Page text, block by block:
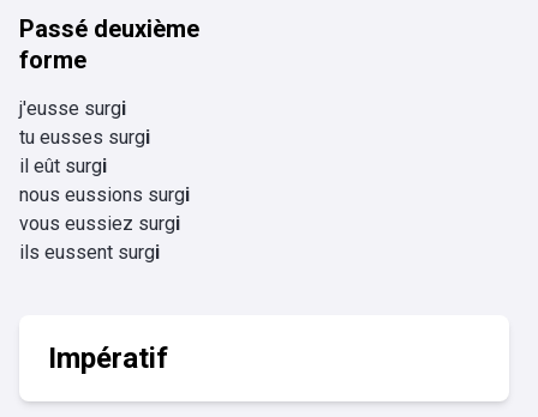
Passé deuxième
forme
j'eusse surgi
tu eusses surgi
il eût surgi
nous eussions surgi
vous eussiez surgi
ils eussent surgi
Impératif